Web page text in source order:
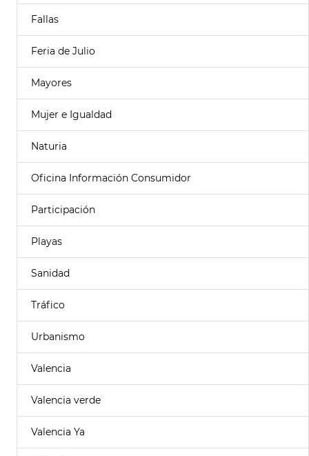
Fallas
Feria de Julio
Mayores
Mujer e Igualdad
Naturia
Oficina Información Consumidor
Participación
Playas
Sanidad
Tráfico
Urbanismo
Valencia
Valencia verde
Valencia Ya